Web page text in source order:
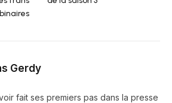
Gerdy
fait ses premiers pas dans la presse